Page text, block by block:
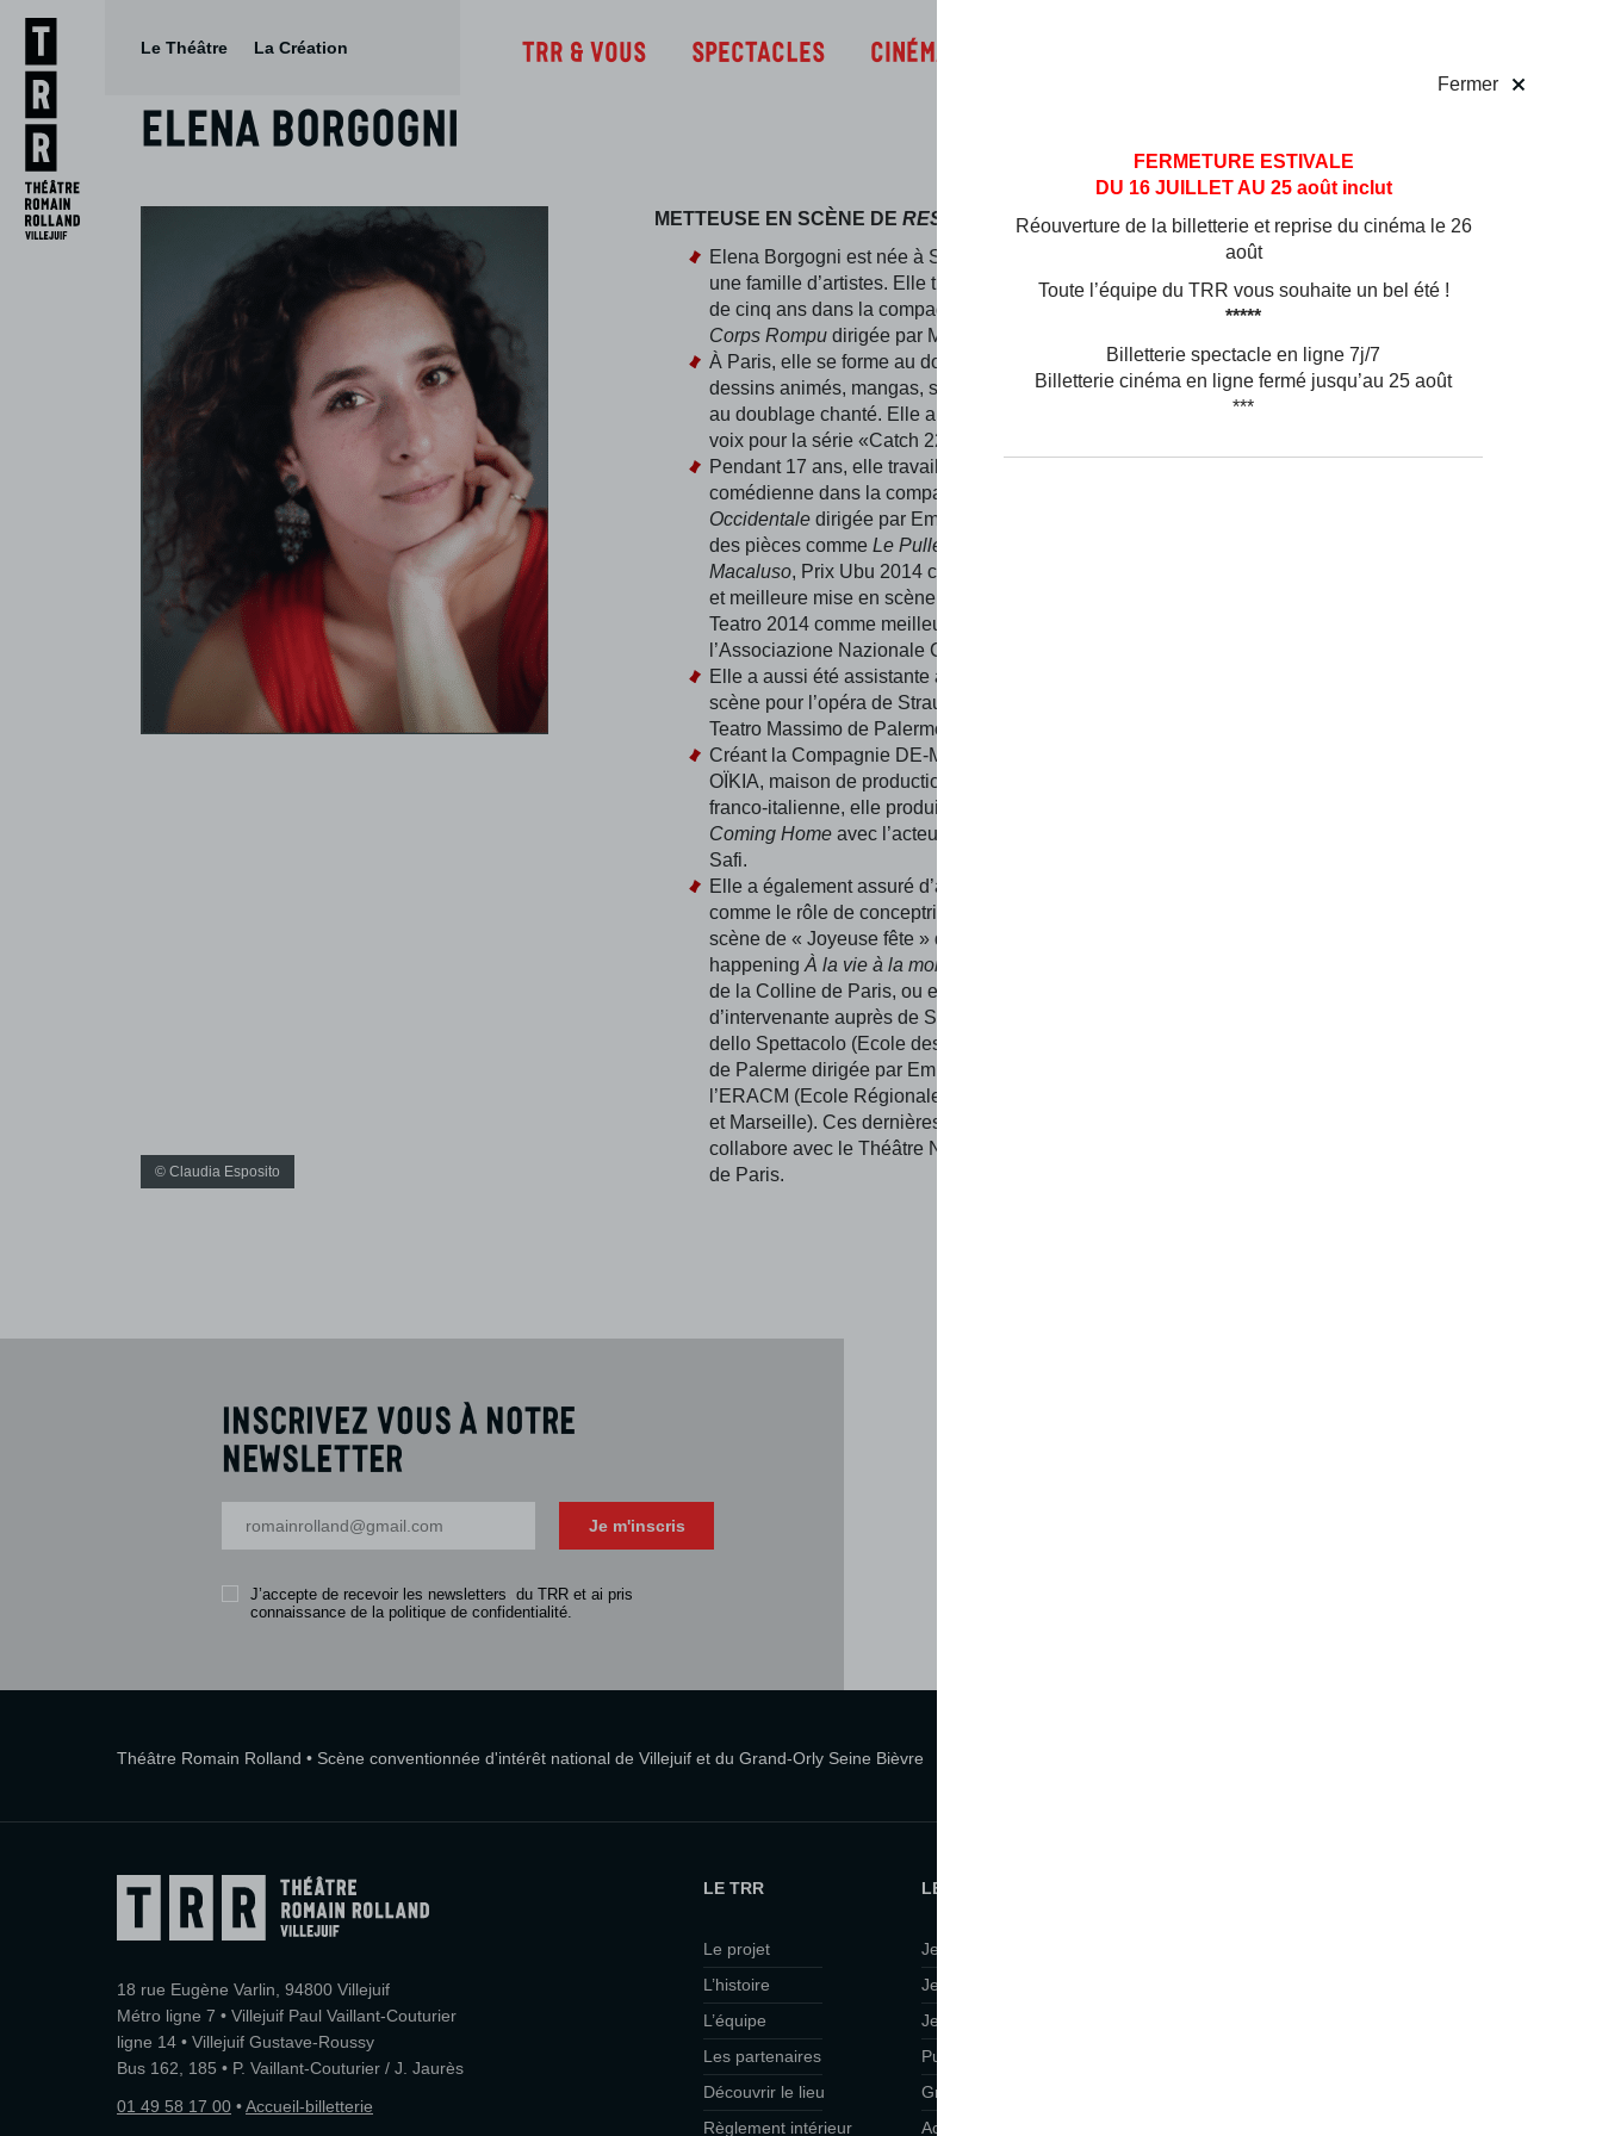
Aller
au
menu
Aller au
contenu
Fermer
FERMETURE ESTIVALE
DU 16 JUILLET AU 25 août inclut
Réouverture de la billetterie et reprise du cinéma le 26
août
Toute l’équipe du TRR vous souhaite un bel été !
*****
Billetterie spectacle en ligne 7j/7
Billetterie cinéma en ligne fermé jusqu’au 25 août
***
Le Théâtre La Création TRR & Vous Spectacles Cinéma
Elena Borgogni
METTEUSE EN SCÈNE DE RESTA !
Elena Borgogni est née à Sienne en 1986 dans
une famille d’artistes. Elle travaille depuis l’âge
de cinq ans dans la compagnie italo-française
Corps Rompu dirigée par Maria Claudia Massari.
À Paris, elle se forme au doublage de fictions,
dessins animés, mangas, scènes de combats et
au doublage chanté. Elle a notamment prêté sa
voix pour la série «Catch 22» de George Clooney.
Pendant 17 ans, elle travaille comme
comédienne dans la compagnie
Occidentale dirigée par Emma Dante, jouant dans
des pièces comme Le Pulle
Macaluso, Prix Ubu 2014 comme meilleure pièce
et meilleure mise en scène, Prix La Maschere del
Teatro 2014 comme meilleure pièce et Prix de
l’Associazione Nazionale Critici di Teatro 2014.
Elle a aussi été assistante aux mouvements de
scène pour l’opéra de Strauss
Teatro Massimo de Palermo.
Créant la Compagnie DE-MENS THÉATRE, et
OÏKIA, maison de production cinématographique
franco-italienne, elle produit le moyen-métrage
Coming Home avec l’acteur et réalisateur Alaa
Safi.
Elle a également assuré d’autres fonctions
comme le rôle de conceptrice et metteuse en
scène de « Joyeuse fête » dans le cadre du
happening À la vie à la mort
de la Colline de Paris, ou encore le rôle
d’intervenante auprès de Scuola dei Mestieri
dello Spettacolo (Ecole des métiers du spectacle)
de Palerme dirigée par Emma Dante et de
l’ERACM (Ecole Régionale d’Acteurs de Cannes
et Marseille). Ces dernières années, elle
collabore avec le Théâtre National de la Colline
de Paris.
© Claudia Esposito
Inscrivez vous à notre
newsletter
Je m'inscris
J’accepte de recevoir les newsletters du TRR et ai pris
connaissance de la politique de confidentialité.
Théâtre Romain Rolland • Scène conventionnée d'intérêt national de Villejuif et du Grand-Orly Seine Bièvre
18 rue Eugène Varlin, 94800 Villejuif
Métro ligne 7 • Villejuif Paul Vaillant-Couturier
ligne 14 • Villejuif Gustave-Roussy
Bus 162, 185 • P. Vaillant-Couturier / J. Jaurès
01 49 58 17 00 •Accueil-billetterie
LE TRR
Le projet
L’histoire
L’équipe
Les partenaires
Découvrir le lieu
Règlement intérieur
LE TRR ET VOUS
Je suis curieux·se
Je viens en famille
Je veux faire du théâtre
Public scolaire
Groupes
Accessibilité